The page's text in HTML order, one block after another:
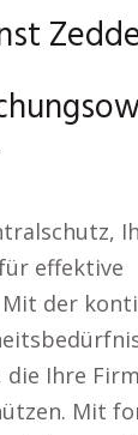
effektive
der
Ihre
Mit